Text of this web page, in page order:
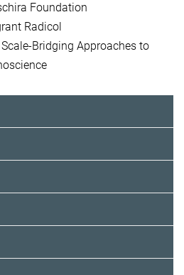
Foundation
Radicol
Bridging Approaches to